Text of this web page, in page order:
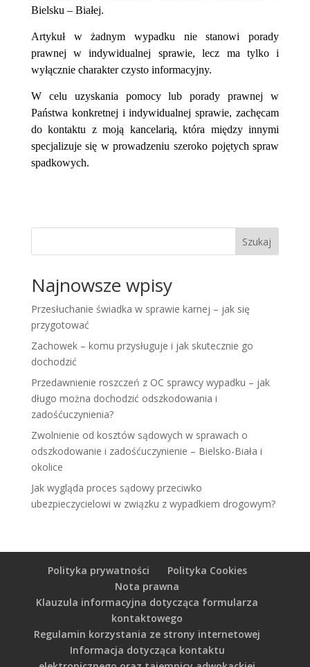
Bielsku – Białej.
Artykuł w żadnym wypadku nie stanowi porady
prawnej w indywidualnej sprawie, lecz ma tylko i
wyłącznie charakter czysto informacyjny.
W celu uzyskania pomocy lub porady prawnej w
Państwa konkretnej i indywidualnej sprawie, zachęcam
do kontaktu z moją kancelarią, która między innymi
specjalizuje się w prowadzeniu szeroko pojętych spraw
spadkowych.
Szukaj
Najnowsze wpisy
Przesłuchanie świadka w sprawie karnej – jak się
przygotować
Zachowek – komu przysługuje i jak skutecznie go
dochodzić
Przedawnienie roszczeń z OC sprawcy wypadku – jak
długo można dochodzić odszkodowania i
zadośćuczynienia?
Zwolnienie od kosztów sądowych w sprawach o
odszkodowanie i zadośćuczynienie – Bielsko-Biała i
okolice
Jak wygląda proces sądowy przeciwko
ubezpieczycielowi w związku z wypadkiem drogowym?
Polityka prywatności
Polityka Cookies
Nota prawna
Klauzula informacyjna dotycząca formularza
kontaktowego
Regulamin korzystania ze strony internetowej
Informacja dotycząca kontaktu